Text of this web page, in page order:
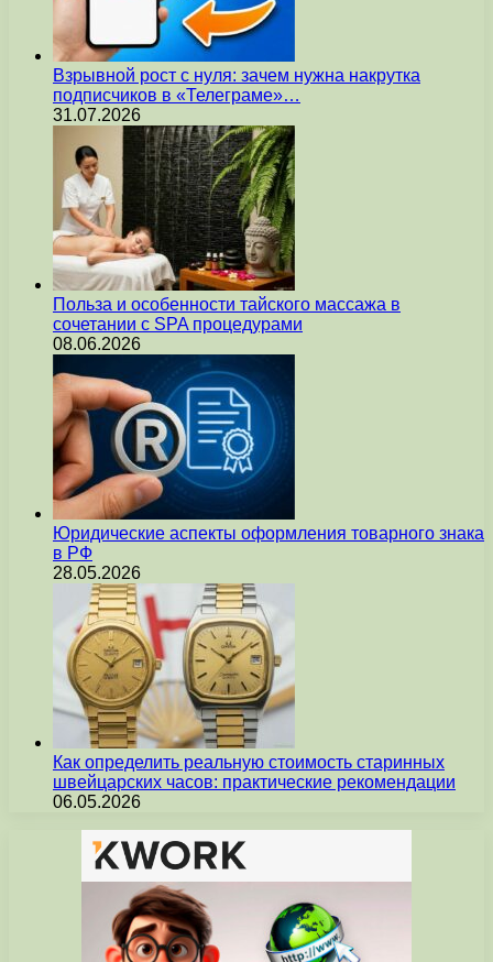
Взрывной рост с нуля: зачем нужна накрутка
подписчиков в «Телеграме»…
31.07.2026
Польза и особенности тайского массажа в
сочетании с SPA процедурами
08.06.2026
Юридические аспекты оформления товарного знака
в РФ
28.05.2026
Как определить реальную стоимость старинных
швейцарских часов: практические рекомендации
06.05.2026